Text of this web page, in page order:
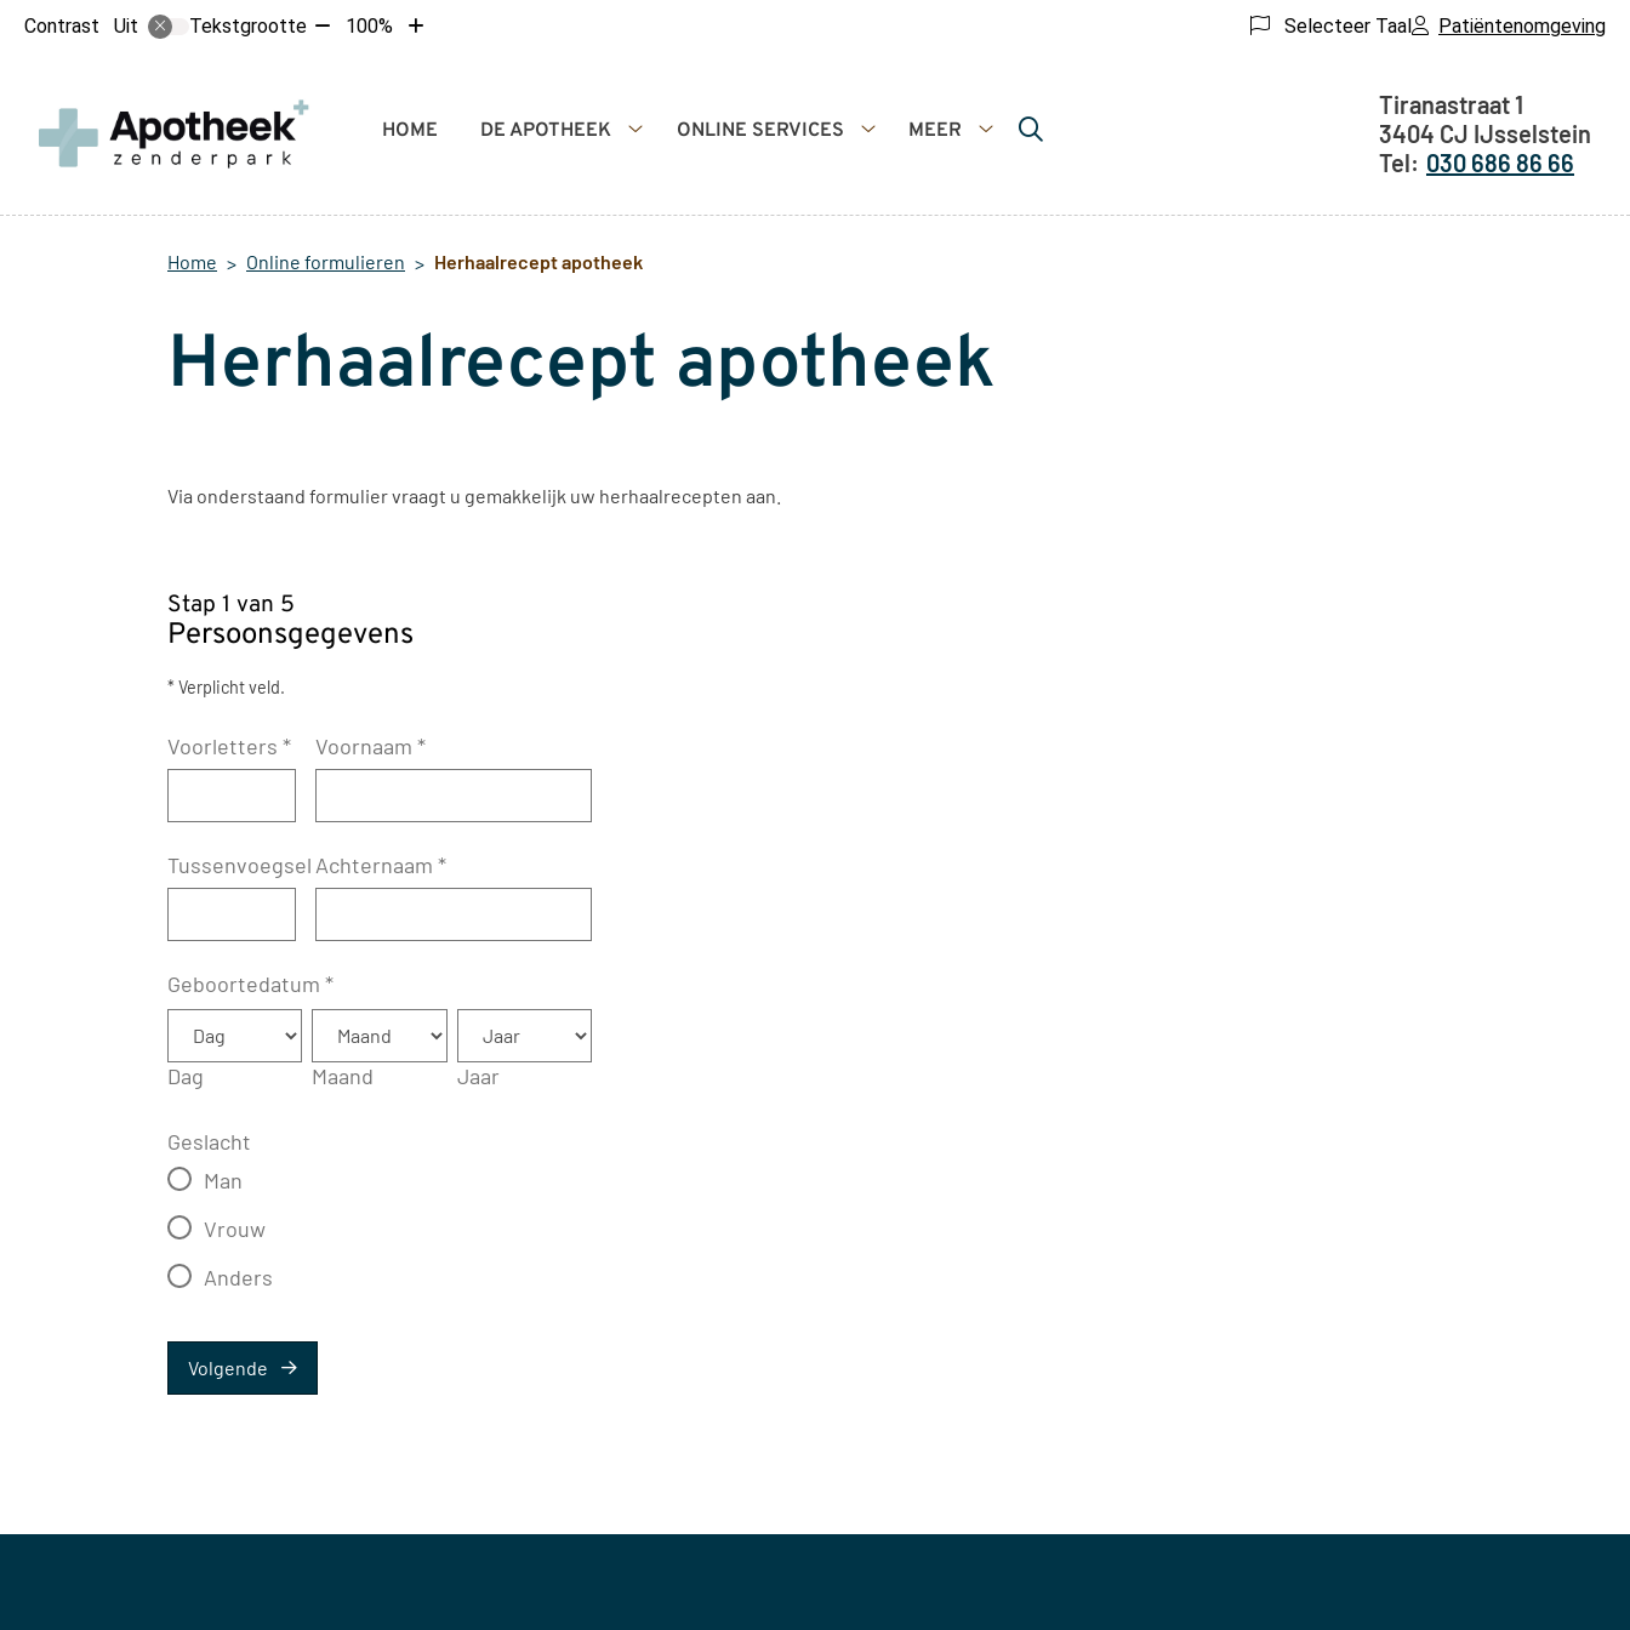
Contrast Uit Tekstgrootte Tekst100%
Tekst
Selecteer Taal Patiëntenomgeving
Hoofdmenu
HOME
DE APOTHEEK
ONLINE SERVICES
MEER
Tiranastraat 1
3404 CJ IJsselstein
030 686 86 66
Home Online formulieren Herhaalrecept apotheek
Herhaalrecept apotheek
Via onderstaand formulier vraagt u gemakkelijk uw herhaalrecepten aan.
Stap 1 van 5
Persoonsgegevens
* Verplicht veld.
Voorletters * Voornaam *
Tussenvoegsel Achternaam *
Geboortedatum *
Dag Maand Jaar
Geslacht
Man
Vrouw
Anders
Volgende